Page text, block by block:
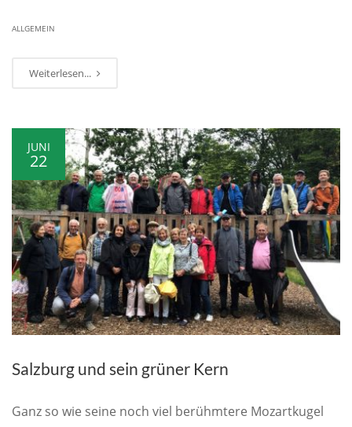
ALLGEMEIN
Weiterlesen...
JUNI
22
Salzburg und sein grüner Kern
Ganz so wie seine noch viel berühmtere Mozartkugel